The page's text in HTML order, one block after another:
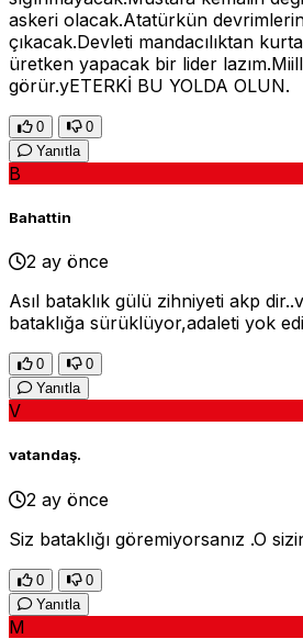
askeri olacak.Atatürkün
çıkacak.Devleti mandacılıktan
üretken yapacak bir lider
görür.yETERKİ BU YOLDA OLUN.
0
0
Yanıtla
B
Bahattin
2 ay önce
Asıl bataklık gülü zihniyeti akp
bataklığa sürüklüyor,adaleti yok
0
0
Yanıtla
V
vatandaş.
2 ay önce
Siz bataklığı göremiyorsanız .O
0
0
Yanıtla
M